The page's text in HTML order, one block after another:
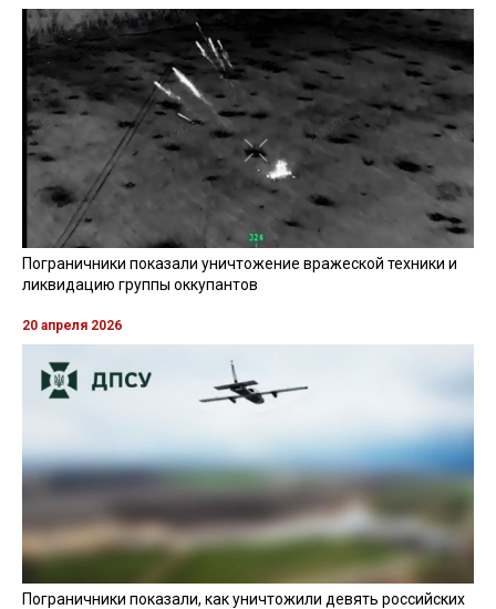
Пограничники показали уничтожение вражеской техники и
ликвидацию группы оккупантов
20 апреля 2026
Пограничники показали, как уничтожили девять российских